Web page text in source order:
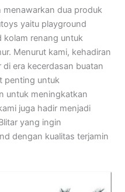
menawarkan dua produk
yaitu playground
renang untuk
Menurut kami, kehadiran
era kecerdasan buatan
penting untuk
untuk meningkatkan
juga hadir menjadi
yang ingin
dengan kualitas terjamin